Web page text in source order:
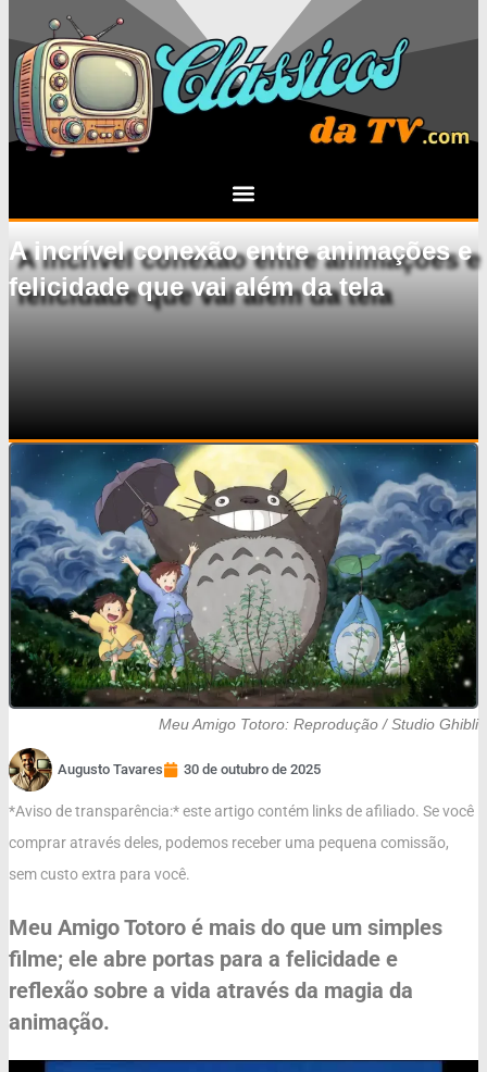
A incrível conexão entre animações e
felicidade que vai além da tela
Meu Amigo Totoro: Reprodução / Studio Ghibli
Augusto Tavares 30 de outubro de 2025
*Aviso de transparência:* este artigo contém links de afiliado. Se você
comprar através deles, podemos receber uma pequena comissão,
sem custo extra para você.
Meu Amigo Totoro é mais do que um simples
filme; ele abre portas para a felicidade e
reflexão sobre a vida através da magia da
animação.